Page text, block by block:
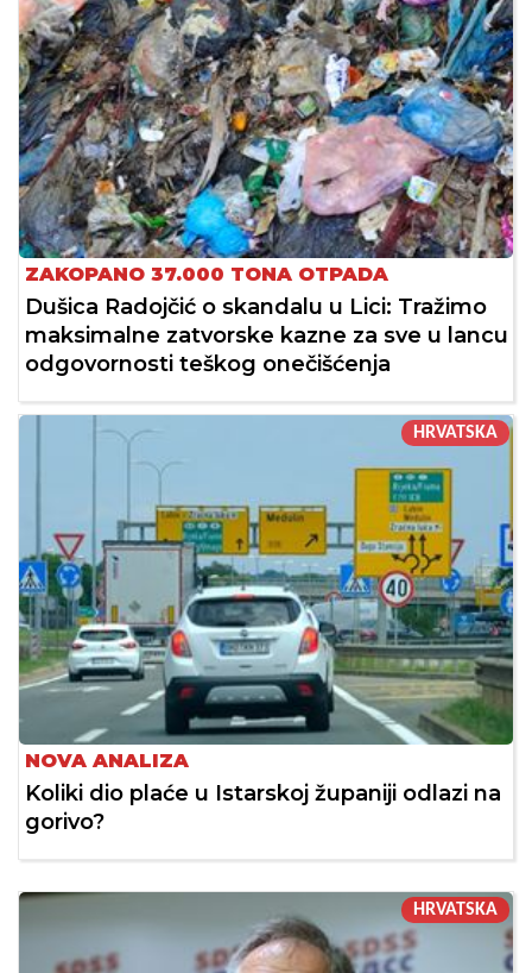
ZAKOPANO 37.000 TONA OTPADA
Dušica Radojčić o skandalu u Lici: Tražimo
maksimalne zatvorske kazne za sve u lancu
odgovornosti teškog onečišćenja
HRVATSKA
NOVA ANALIZA
Koliki dio plaće u Istarskoj županiji odlazi na
gorivo?
HRVATSKA